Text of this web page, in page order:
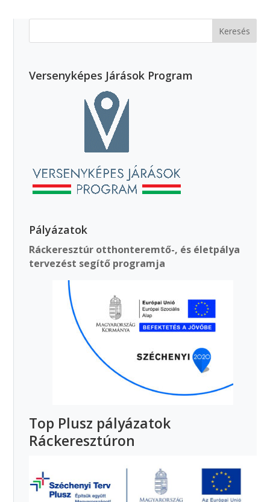
Versenyképes Járások Program
Pályázatok
Ráckeresztúr otthonteremtő-, és életpálya
tervezést segítő programja
Top Plusz pályázatok
Ráckeresztúron